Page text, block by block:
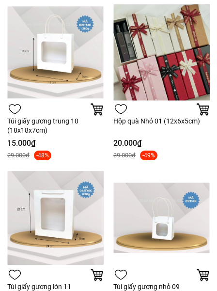
Túi giấy gương trung 10
(18x18x7cm)
15.000₫
29.000₫ -48%
Hộp quà Nhỏ 01 (12x6x5cm)
20.000₫
39.000₫ -49%
Túi giấy gương lớn 11
Túi giấy gương nhỏ 09